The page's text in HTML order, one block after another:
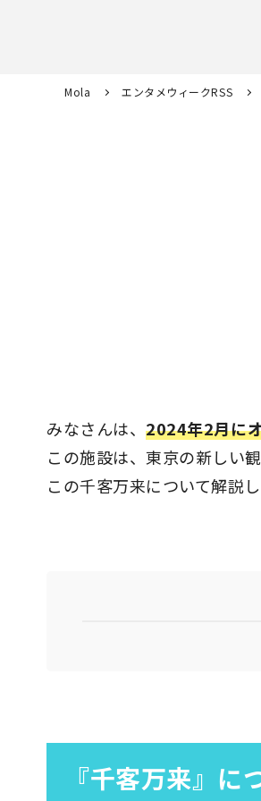
Mola エンタメウィークRSS
みなさんは、2024年2月に
この施設は、東京の新しい
この千客万来について解説し
『千客万来』